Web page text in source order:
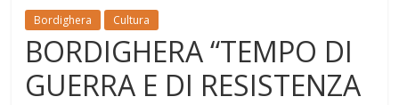
Bordighera Cultura
BORDIGHERA “TEMPO DI
GUERRA E DI RESISTENZA